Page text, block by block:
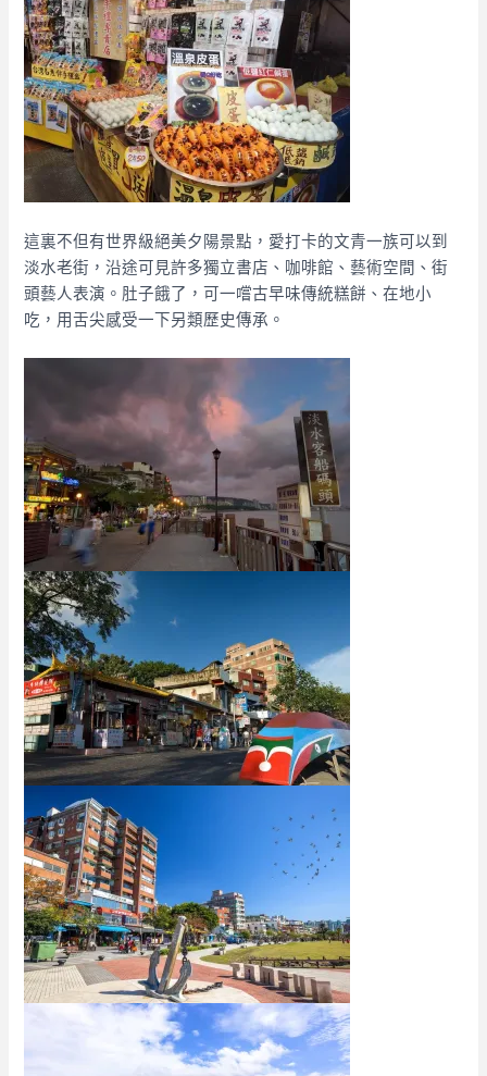
這裏不但有世界級絕美夕陽景點，愛打卡的文青一族可以到
淡水老街，沿途可見許多獨立書店、咖啡館、藝術空間、街
頭藝人表演。肚子餓了，可一嚐古早味傳統糕餅、在地小
吃，用舌尖感受一下另類歷史傳承。